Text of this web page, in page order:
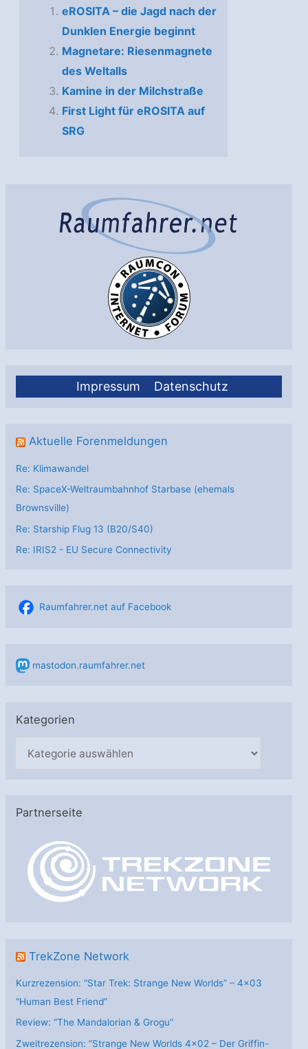
Impressum Datenschutz
Aktuelle Forenmeldungen
Re: Klimawandel
Re: SpaceX-Weltraumbahnhof Starbase (ehemals
Brownsville)
Re: Starship Flug 13 (B20/S40)
Re: IRIS2 - EU Secure Connectivity
Raumfahrer.net auf Facebook
mastodon.raumfahrer.net
Kategorien
g
Partnerseite
TrekZone Network
Kurzrezension: “Star Trek: Strange New Worlds” – 4×03
“Human Best Friend”
Review: “The Mandalorian & Grogu”
Zweitrezension: “Strange New Worlds 4×02 – Der Griffin-
eROSITA – die Jagd nach der
Dunklen Energie beginnt
Magnetare: Riesenmagnete
des Weltalls
Kamine in der Milchstraße
First Light für eROSITA auf
SRG